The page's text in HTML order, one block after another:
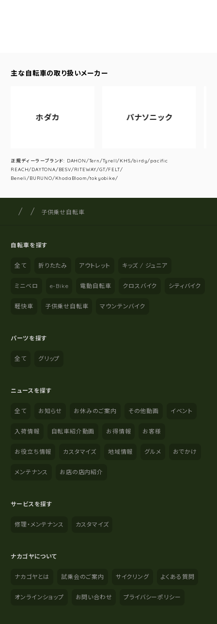
主な自転車の取り扱いメーカー
ホダカ パナソニック
正規ディーラーブランド: DAHON/Tern/Tyrell/KHS/birdy/pacific
REACH/DAYTONA/BESV/RITEWAY/GT/FELT/
Beneli/BURUNO/KhodaBloom/tokyobike/
サイト内の現在地
サイクルショップナカゴヤ
子供乗せ自転車
自転車を探す
全て 折りたたみ アウトレット キッズ / ジュニア
ミニベロ e-Bike 電動自転車 クロスバイク シティバイク
軽快車 子供乗せ自転車 マウンテンバイク
パーツを探す
全て グリップ
ニュースを探す
全て お知らせ お休みのご案内 その他動画 イベント
入荷情報 自転車紹介動画 お得情報 お客様
お役立ち情報 カスタマイズ 地域情報 グルメ おでかけ
メンテナンス お店の店内紹介
サービスを探す
修理・メンテナンス カスタマイズ
ナカゴヤについて
ナカゴヤとは 試乗会のご案内 サイクリング よくある質問
オンラインショップ お問い合わせ プライバシーポリシー